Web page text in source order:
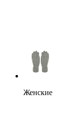
Женские